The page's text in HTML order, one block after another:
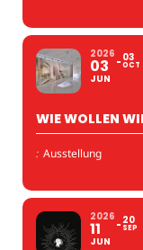
2026
03
JUN
03
OCT
WIE WOLLEN
: Ausstellung
2026
11
JUN
20
SEP